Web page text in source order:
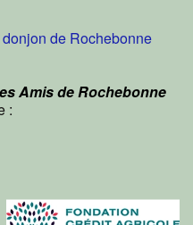
de Rochebonne
Amis de Rochebonne
: